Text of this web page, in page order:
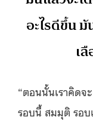
อะไรดีขึ้น
เ
“ตอนนั้นเราคิดจ
รอบนี้ สมมุติ รอบ